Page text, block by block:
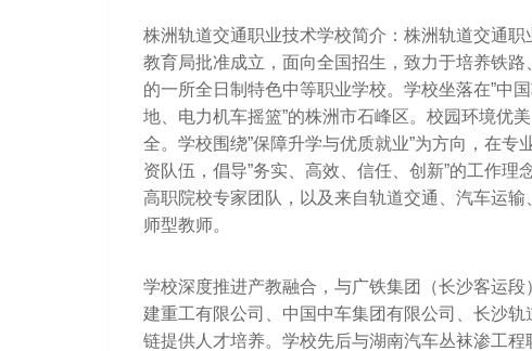
株洲轨道交通职业技术学校简介：株洲轨道交通
教育局批准成立，面向全国招生，致力于培养铁
的一所全日制特色中等职业学校。学校坐落在”中
地、电力机车摇篮”的株洲市石峰区。校园环境优
全。学校围绕”保障升学与优质就业”为方向，在
资队伍，倡导”务实、高效、信任、创新”的工作
高职院校专家团队，以及来自轨道交通、汽车运
师型教师。
学校深度推进产教融合，与广铁集团（长沙客运
建重工有限公司、中国中车集团有限公司、长沙
链提供人才培养。学校先后与湖南汽车丛袜渗工